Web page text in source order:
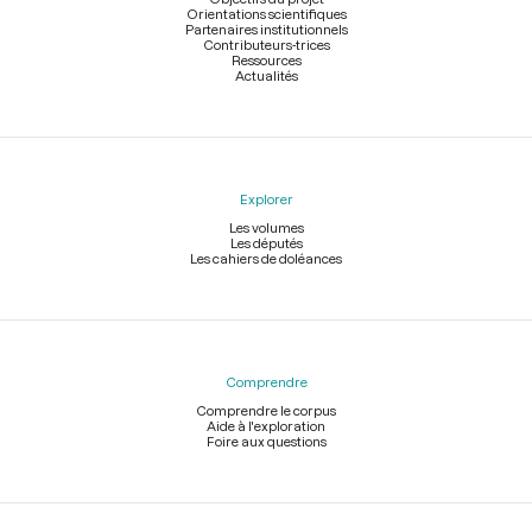
Orientations scientifiques
Partenaires institutionnels
Contributeurs-trices
Ressources
Actualités
Explorer
Les volumes
Les députés
Les cahiers de doléances
Comprendre
Comprendre le corpus
Aide à l'exploration
Foire aux questions